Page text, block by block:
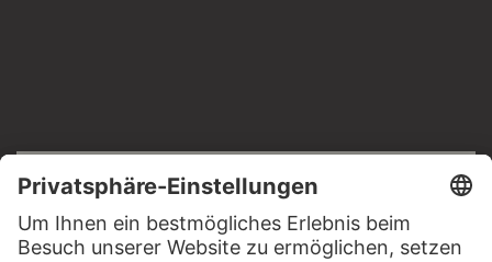
Impressum
Datenschutz
Copyright © 2026 Städel Museum